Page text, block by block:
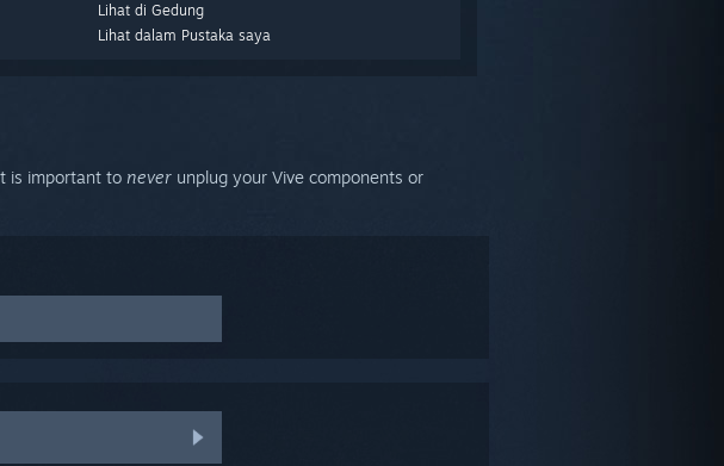
Lihat di Gedung
Lihat dalam Pustaka saya
is important to never unplug your Vive components or
is not plugged in and click